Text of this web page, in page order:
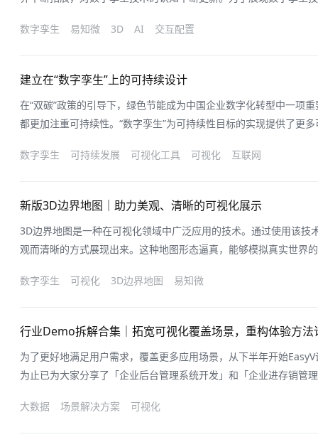
数字孪生技术的应用，首先需要对实物对象建立各类数字孪生模型
数字孪生 易知微 3D AI 交互配置
建立在“数字孪生”上的可持续设计
在“双碳”政策的引导下，绿色节能成为中国企业数字化转型中一项
都更加注重可持续性。“数字孪生”为可持续性目标的实现提供了更
工业而言，已经是必不可少的技术之一。从设计开始，数字孪生即
数字孪生 可持续发展 可视化工具 可视化 互联网
新版3D边界地图｜助力美观、清晰的可视化展示
3D边界地图是一种在可视化领域中广泛应用的技术。通过使用该技
观而清晰的方式展现出来。这种地图形态逼真，能够模拟真实世界
图可以帮助规划者更好地了解城市地形，从而提供更准确的规划方
数字孪生 可视化 3D边界地图 易知微
行业Demo拆解合集｜拓宽可视化覆盖场景，重构体验方法
为了更好地满足用户需求，覆盖更多应用场景，从下半年开始
为止已为大家分享了「企业后台管理系统开发」和「企业进存销管
众号的「行业Demo拆解」专栏也在每周持续更新可视化复用方法
大数据 场景解决方案 可视化